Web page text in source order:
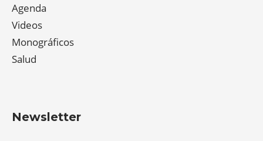
Agenda
Videos
Monográficos
Salud
Newsletter